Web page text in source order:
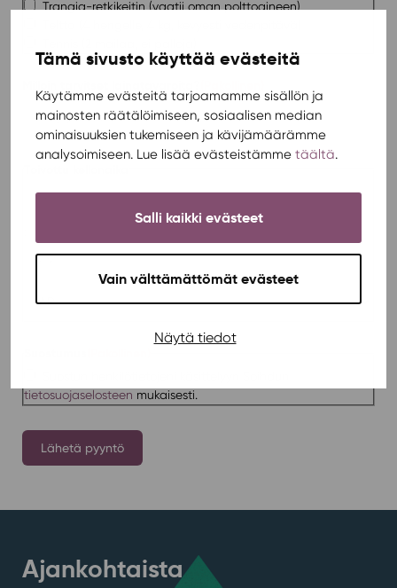
Tämä sivusto käyttää evästeitä
Käytämme evästeitä tarjoamamme sisällön ja
mainosten räätälöimiseen, sosiaalisen median
ominaisuuksien tukemiseen ja kävijämäärämme
analysoimiseen. Lue lisää evästeistämme täältä.
Salli kaikki evästeet
Vain välttämättömät evästeet
Näytä tiedot
Trangia-retkikeitin (vaatii oman polttoaineen)
tietosuojaselosteen mukaisesti.
Ajankohtaista